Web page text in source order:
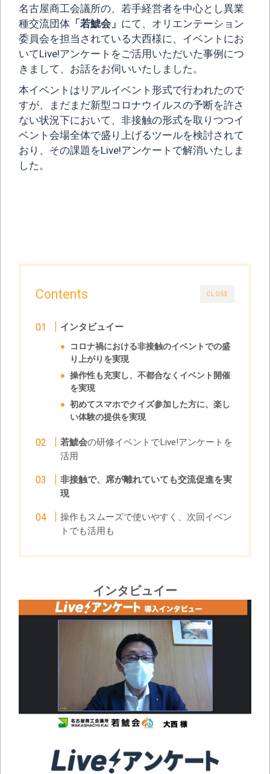
名古屋商工会議所の、若手経営者を中心とし異業
種交流団体 「若鯱会 」 にて、オリエンテーション
委員会を担当されている大西様に、イベントにお
いてLive!アンケートをご活用いただいた事例につ
きまして、お話をお伺いいたしました。
本イベントはリアルイベント形式で行われたので
すが、まだまだ新型コロナウイルスの予断を許さ
ない状況下において、非接触の形式を取りつつイ
ベント会場全体で盛り上げるツールを検討されて
おり、その課題をLive!アンケートで解消いたしま
した。
CLOSE
Contents
インタビュイー
コロナ禍における非接触のイベントでの盛
り上がりを実現
操作性も充実し、不都合なくイベント開催
を実現
初めてスマホでクイズ参加した方に、楽し
い体験の提供を実現
若鯱会の研修イベントでLive!アンケートを
活用
非接触で、席が離れていても交流促進を実
現
操作もスムーズで使いやすく、次回イベン
トでも活用も
インタビュイー